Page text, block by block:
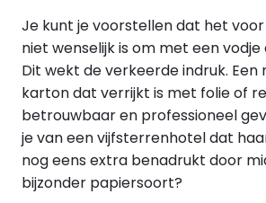
Je kunt je voorstellen dat het
niet wenselijk is om met een
Dit wekt de verkeerde indruk. Een
karton dat verrijkt is met folie of
betrouwbaar en professioneel
je van een vijfsterrenhotel dat
nog eens extra benadrukt door
bijzonder papiersoort?